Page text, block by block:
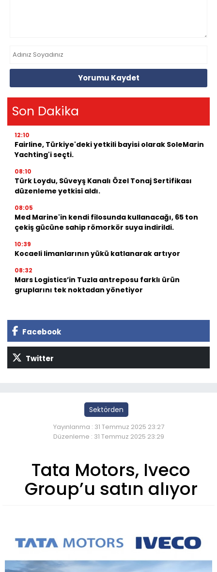
Yorumu Kaydet
Son Dakika
12:10
Fairline, Türkiye'deki yetkili bayisi olarak SoleMarin
Yachting'i seçti.
08:10
Türk Loydu, Süveyş Kanalı Özel Tonaj Sertifikası
düzenleme yetkisi aldı.
08:05
Med Marine'in kendi filosunda kullanacağı, 65 ton
çekiş gücüne sahip römorkör suya indirildi.
10:39
Kocaeli limanlarının yükü katlanarak artıyor
08:32
Mars Logistics’in Tuzla antreposu farklı ürün
gruplarını tek noktadan yönetiyor
Facebook
Twitter
Sektörden
Yayınlanma : 31 Temmuz 2025 23:27
Düzenleme : 31 Temmuz 2025 23:29
Tata Motors, Iveco
Group’u satın alıyor